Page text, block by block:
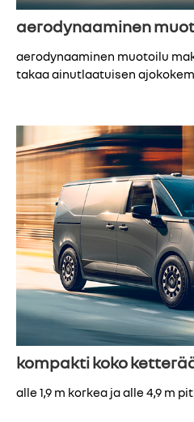
aerodynaaminen
aerodynaaminen muotoilu
takaa ainutlaatuisen
kompakti koko
alle 1,9 m korkea ja alle 4,9 m